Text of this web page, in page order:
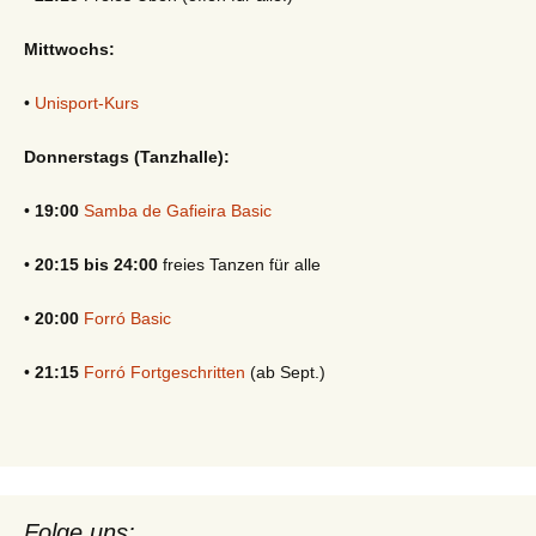
Mittwochs:
• Unisport-Kurs
Donnerstags (Tanzhalle):
• 19:00 Samba de Gafieira Basic
• 20:15 bis 24:00 freies Tanzen für alle
• 20:00 Forró Basic
• 21:15 Forró Fortgeschritten (ab Sept.)